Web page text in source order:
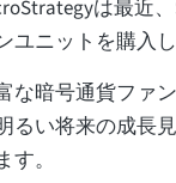
は最近
ユニットを購入し
な暗号通貨ファ
るい将来の成長
。